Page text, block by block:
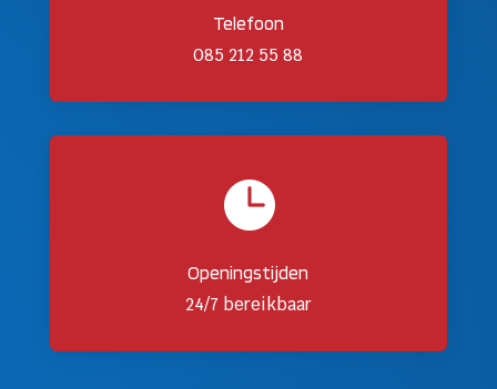
Telefoon
085 212 55 88

Openingstijden
24/7 bereikbaar